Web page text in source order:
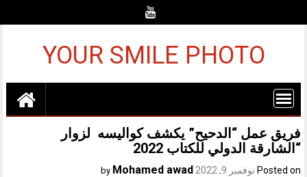
YOUR SMILE PHOTO
فريق عمل “الدحيح” يكشف كواليسه لزوار
“الشارقة الدولي للكتاب 2022
Posted on نوفمبر 9, 2022 Mohamed awad